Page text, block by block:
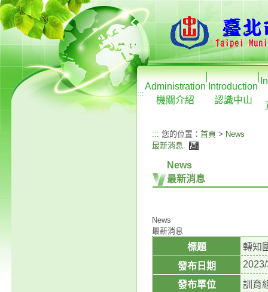
:::
Administration
機關介紹
Introduction
認識中山
::: 您的位置： 首頁 > News
最新消息.
News
最新消息
News
最新消息
標題
轉知
發布日期
發布單位
訓育